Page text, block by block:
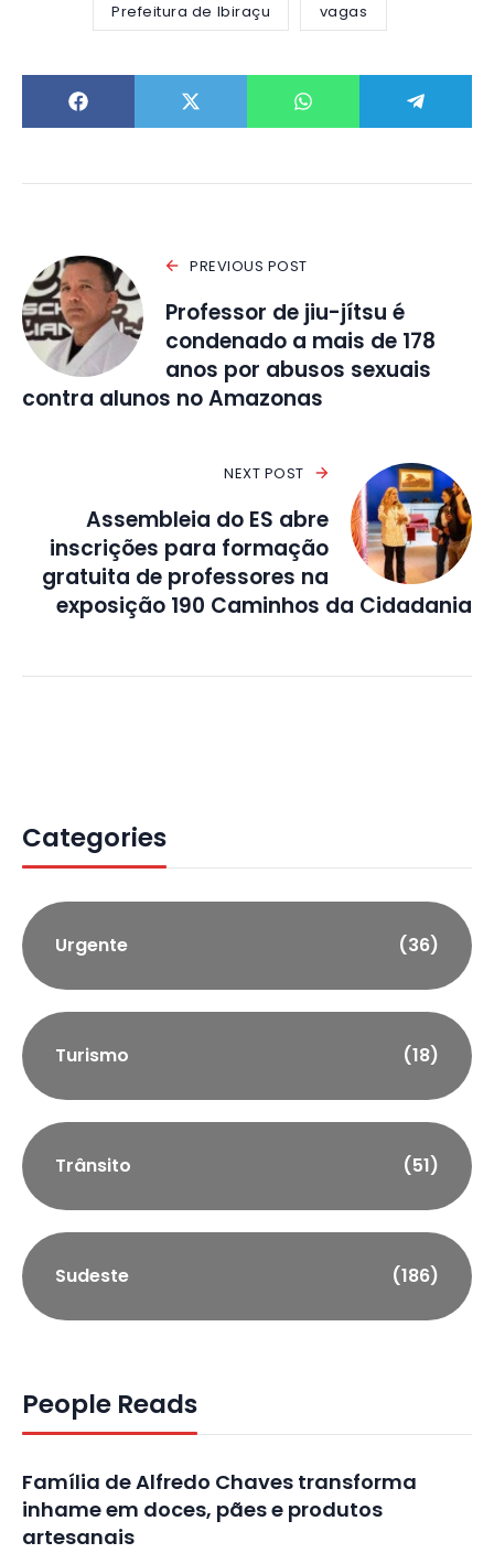
Prefeitura de Ibiraçu vagas
PREVIOUS POST
Professor de jiu-jítsu é
condenado a mais de 178
anos por abusos sexuais
contra alunos no Amazonas
NEXT POST
Assembleia do ES abre
inscrições para formação
gratuita de professores na
exposição 190 Caminhos da Cidadania
Categories
Urgente (36)
Turismo (18)
Trânsito (51)
Sudeste (186)
People Reads
Família de Alfredo Chaves transforma
inhame em doces, pães e produtos
artesanais